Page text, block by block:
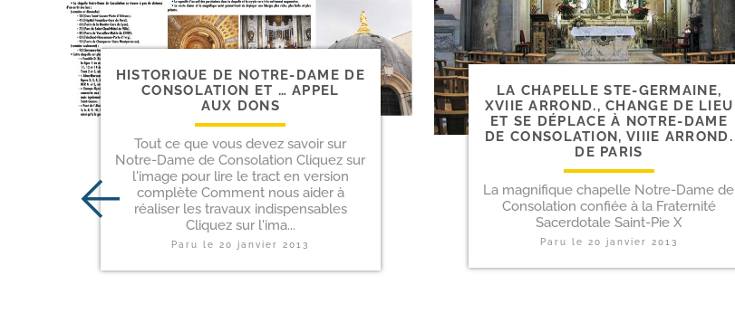
HISTORIQUE DE NOTRE-​DAME DE
CONSOLATION ET … APPEL
AUX DONS
Tout ce que vous devez savoir sur
Notre-Dame de Consolation Cliquez sur
l'image pour lire le tract en version
complète Comment nous aider à
réaliser les travaux indispensables
Cliquez sur l'ima...
Paru le20 janvier 2013
LA CHAPELLE STE-​GERMAINE,
XVIIE ARROND., CHANGE DE LIEU
ET SE DÉPLACE À NOTRE-​DAME
DE CONSOLATION, VIIIE ARROND.
DE PARIS
La magnifique chapelle Notre-Dame de
Consolation confiée à la Fraternité
Sacerdotale Saint-Pie X
Paru le 20 janvier 2013